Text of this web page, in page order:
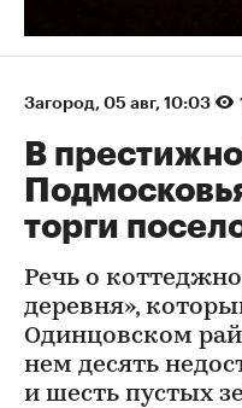
Загород 05 авг, 10:03
В
торги
Речь о
деревня»,
Одинцовском
нем десять
и шесть пустых